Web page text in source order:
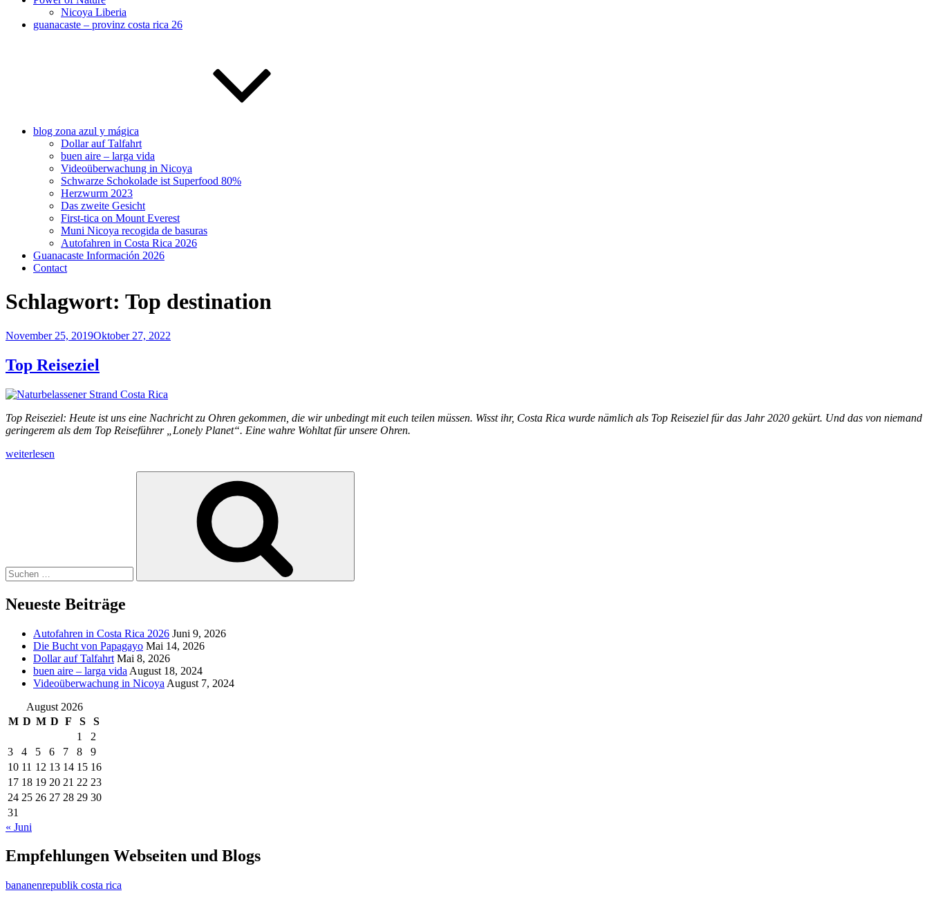
Nicoya Liberia
guanacaste – provinz costa rica 26
blog zona azul y mágica
Dollar auf Talfahrt
buen aire – larga vida
Videoüberwachung in Nicoya
Schwarze Schokolade ist Superfood 80%
Herzwurm 2023
Das zweite Gesicht
First-tica on Mount Everest
Muni Nicoya recogida de basuras
Autofahren in Costa Rica 2026
Guanacaste Información 2026
Contact
Schlagwort: Top destination
Veröffentlicht
November 25, 2019Oktober 27, 2022
Top Reiseziel
Top Reiseziel: Heute ist uns eine Nachricht zu Ohren gekommen, die wir unbedingt mit euch teilen müssen. Wisst ihr, Costa Rica wurde nämlich als Top Reiseziel für das Jahr 2020 gekürt. Und das von niemand
geringerem als dem Top Reiseführer „Lonely Planet“. Eine wahre Wohltat für unsere Ohren.
„Top
weiterlesen
Neueste Beiträge
Autofahren in Costa Rica 2026 Juni 9, 2026
Die Bucht von Papagayo Mai 14, 2026
Dollar auf Talfahrt Mai 8, 2026
buen aire – larga vida August 18, 2024
Videoüberwachung in Nicoya August 7, 2024
August 2026
M D M D F S
S
1
2
3
4 5 6 7 8
9
10 11 12 13 14 15 16
17 18 19 20 21 22 23
24 25 26 27 28 29 30
31
« Juni
Empfehlungen Webseiten und Blogs
bananenrepublik costa rica